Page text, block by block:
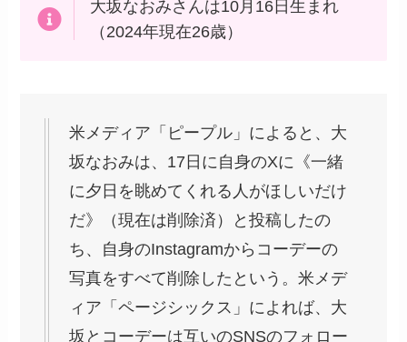
大坂なおみさんは10月16日生まれ
（2024年現在26歳）
米メディア「ピープル」によると、大
坂なおみは、17日に自身のXに《一緒
に夕日を眺めてくれる人がほしいだけ
だ》（現在は削除済）と投稿したの
ち、自身のInstagramからコーデーの
写真をすべて削除したという。米メデ
ィア「ページシックス」によれば、大
坂とコーデーは互いのSNSのフォロー